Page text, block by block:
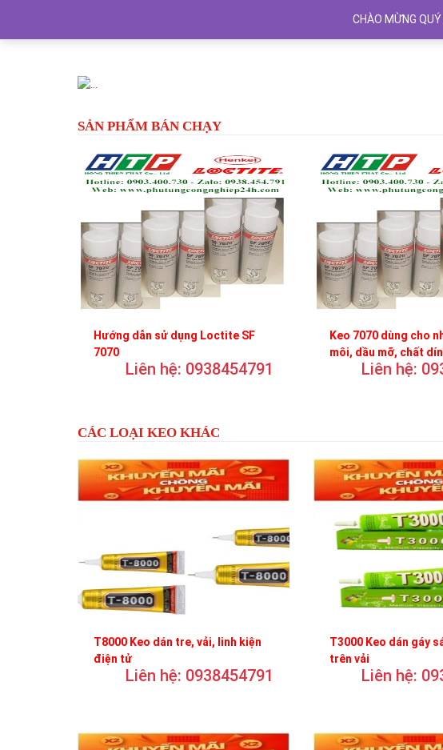
SẢN PHẨM BÁN CHẠY
Hướng dẫn sử dụng Loctite SF
7070
Liên hệ: 0938454791
Keo 7070 dùng cho
môi, dầu mỡ, chất
Liên hệ:
CÁC LOẠI KEO KHÁC
T8000 Keo dán tre, vải, linh kiện
điện tử
Liên hệ: 0938454791
T3000 Keo dán gáy
trên vải
Liên hệ:
CHÀO MỪNG